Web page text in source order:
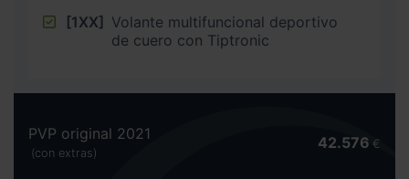
[1XX] Volante multifuncional deportivo
de cuero con Tiptronic
PVP original 2021
(con extras)
42.576 €